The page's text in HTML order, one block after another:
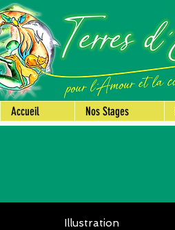
Accueil Nos Stages
Illustration